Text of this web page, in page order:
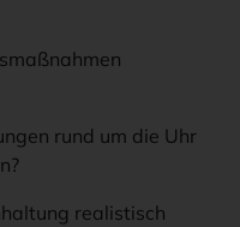
rund um die Uhr
realistisch